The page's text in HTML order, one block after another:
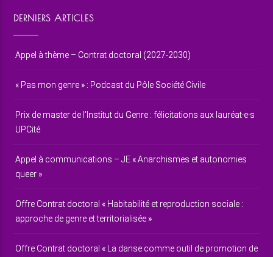
DERNIERS ARTICLES
Appel à thème – Contrat doctoral (2027-2030)
« Pas mon genre » : Podcast du Pôle Société Civile
Prix de master de l’Institut du Genre : félicitations aux lauréat·e·s
UPCité
Appel à communications – JE « Anarchismes et autonomies
queer »
Offre Contrat doctoral « Habitabilité et reproduction sociale :
approche de genre et territorialisée »
Offre Contrat doctoral « La danse comme outil de promotion de